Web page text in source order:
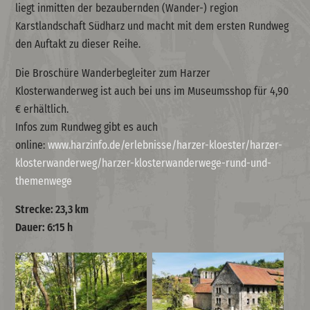
liegt inmitten der bezaubernden (Wander-) region
Karstlandschaft Südharz und macht mit dem ersten Rundweg
den Auftakt zu dieser Reihe.
Die Broschüre Wanderbegleiter zum Harzer
Klosterwanderweg ist auch bei uns im Museumsshop für 4,90
€ erhältlich.
Infos zum Rundweg gibt es auch
online:www.harzinfo.de/erlebnisse/harzer-kloester/harzer-
klosterwanderweg/harzer-klosterwanderwege-rund-und-
themenwege
Strecke: 23,3 km
Dauer: 6:15 h